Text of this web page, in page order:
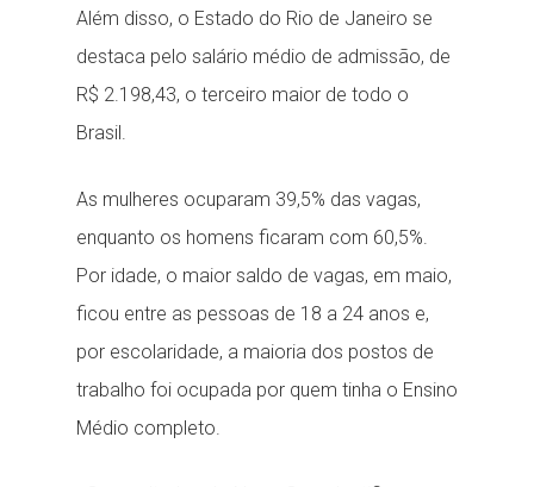
Além disso, o Estado do Rio de Janeiro se
destaca pelo salário médio de admissão, de
R$ 2.198,43, o terceiro maior de todo o
Brasil.
As mulheres ocuparam 39,5% das vagas,
enquanto os homens ficaram com 60,5%.
Por idade, o maior saldo de vagas, em maio,
ficou entre as pessoas de 18 a 24 anos e,
por escolaridade, a maioria dos postos de
trabalho foi ocupada por quem tinha o Ensino
Médio completo.